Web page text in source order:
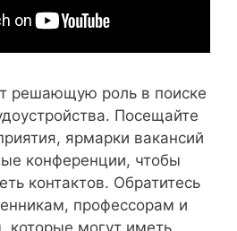
решающую роль в поиске
Посещайте
ярмарки вакансий
конференции, чтобы
контактов. Обратитесь
профессорам и
могут иметь